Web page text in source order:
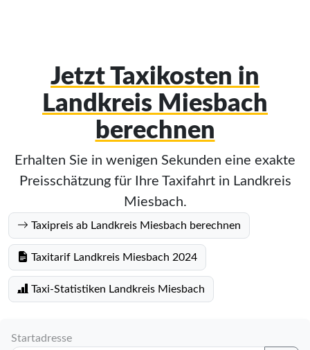
Jetzt Taxikosten in
Landkreis Miesbach
berechnen
Erhalten Sie in wenigen Sekunden eine exakte
Preisschätzung für Ihre Taxifahrt in Landkreis
Miesbach.
Taxipreis ab Landkreis Miesbach berechnen
Taxitarif Landkreis Miesbach 2024
Taxi-Statistiken Landkreis Miesbach
Startadresse